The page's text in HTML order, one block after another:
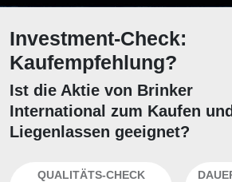
Investment-Check:
Kaufempfehlung?
Ist die Aktie von Brinker
International zum Kaufen und
Liegenlassen geeignet?
QUALITÄTS-CHECK